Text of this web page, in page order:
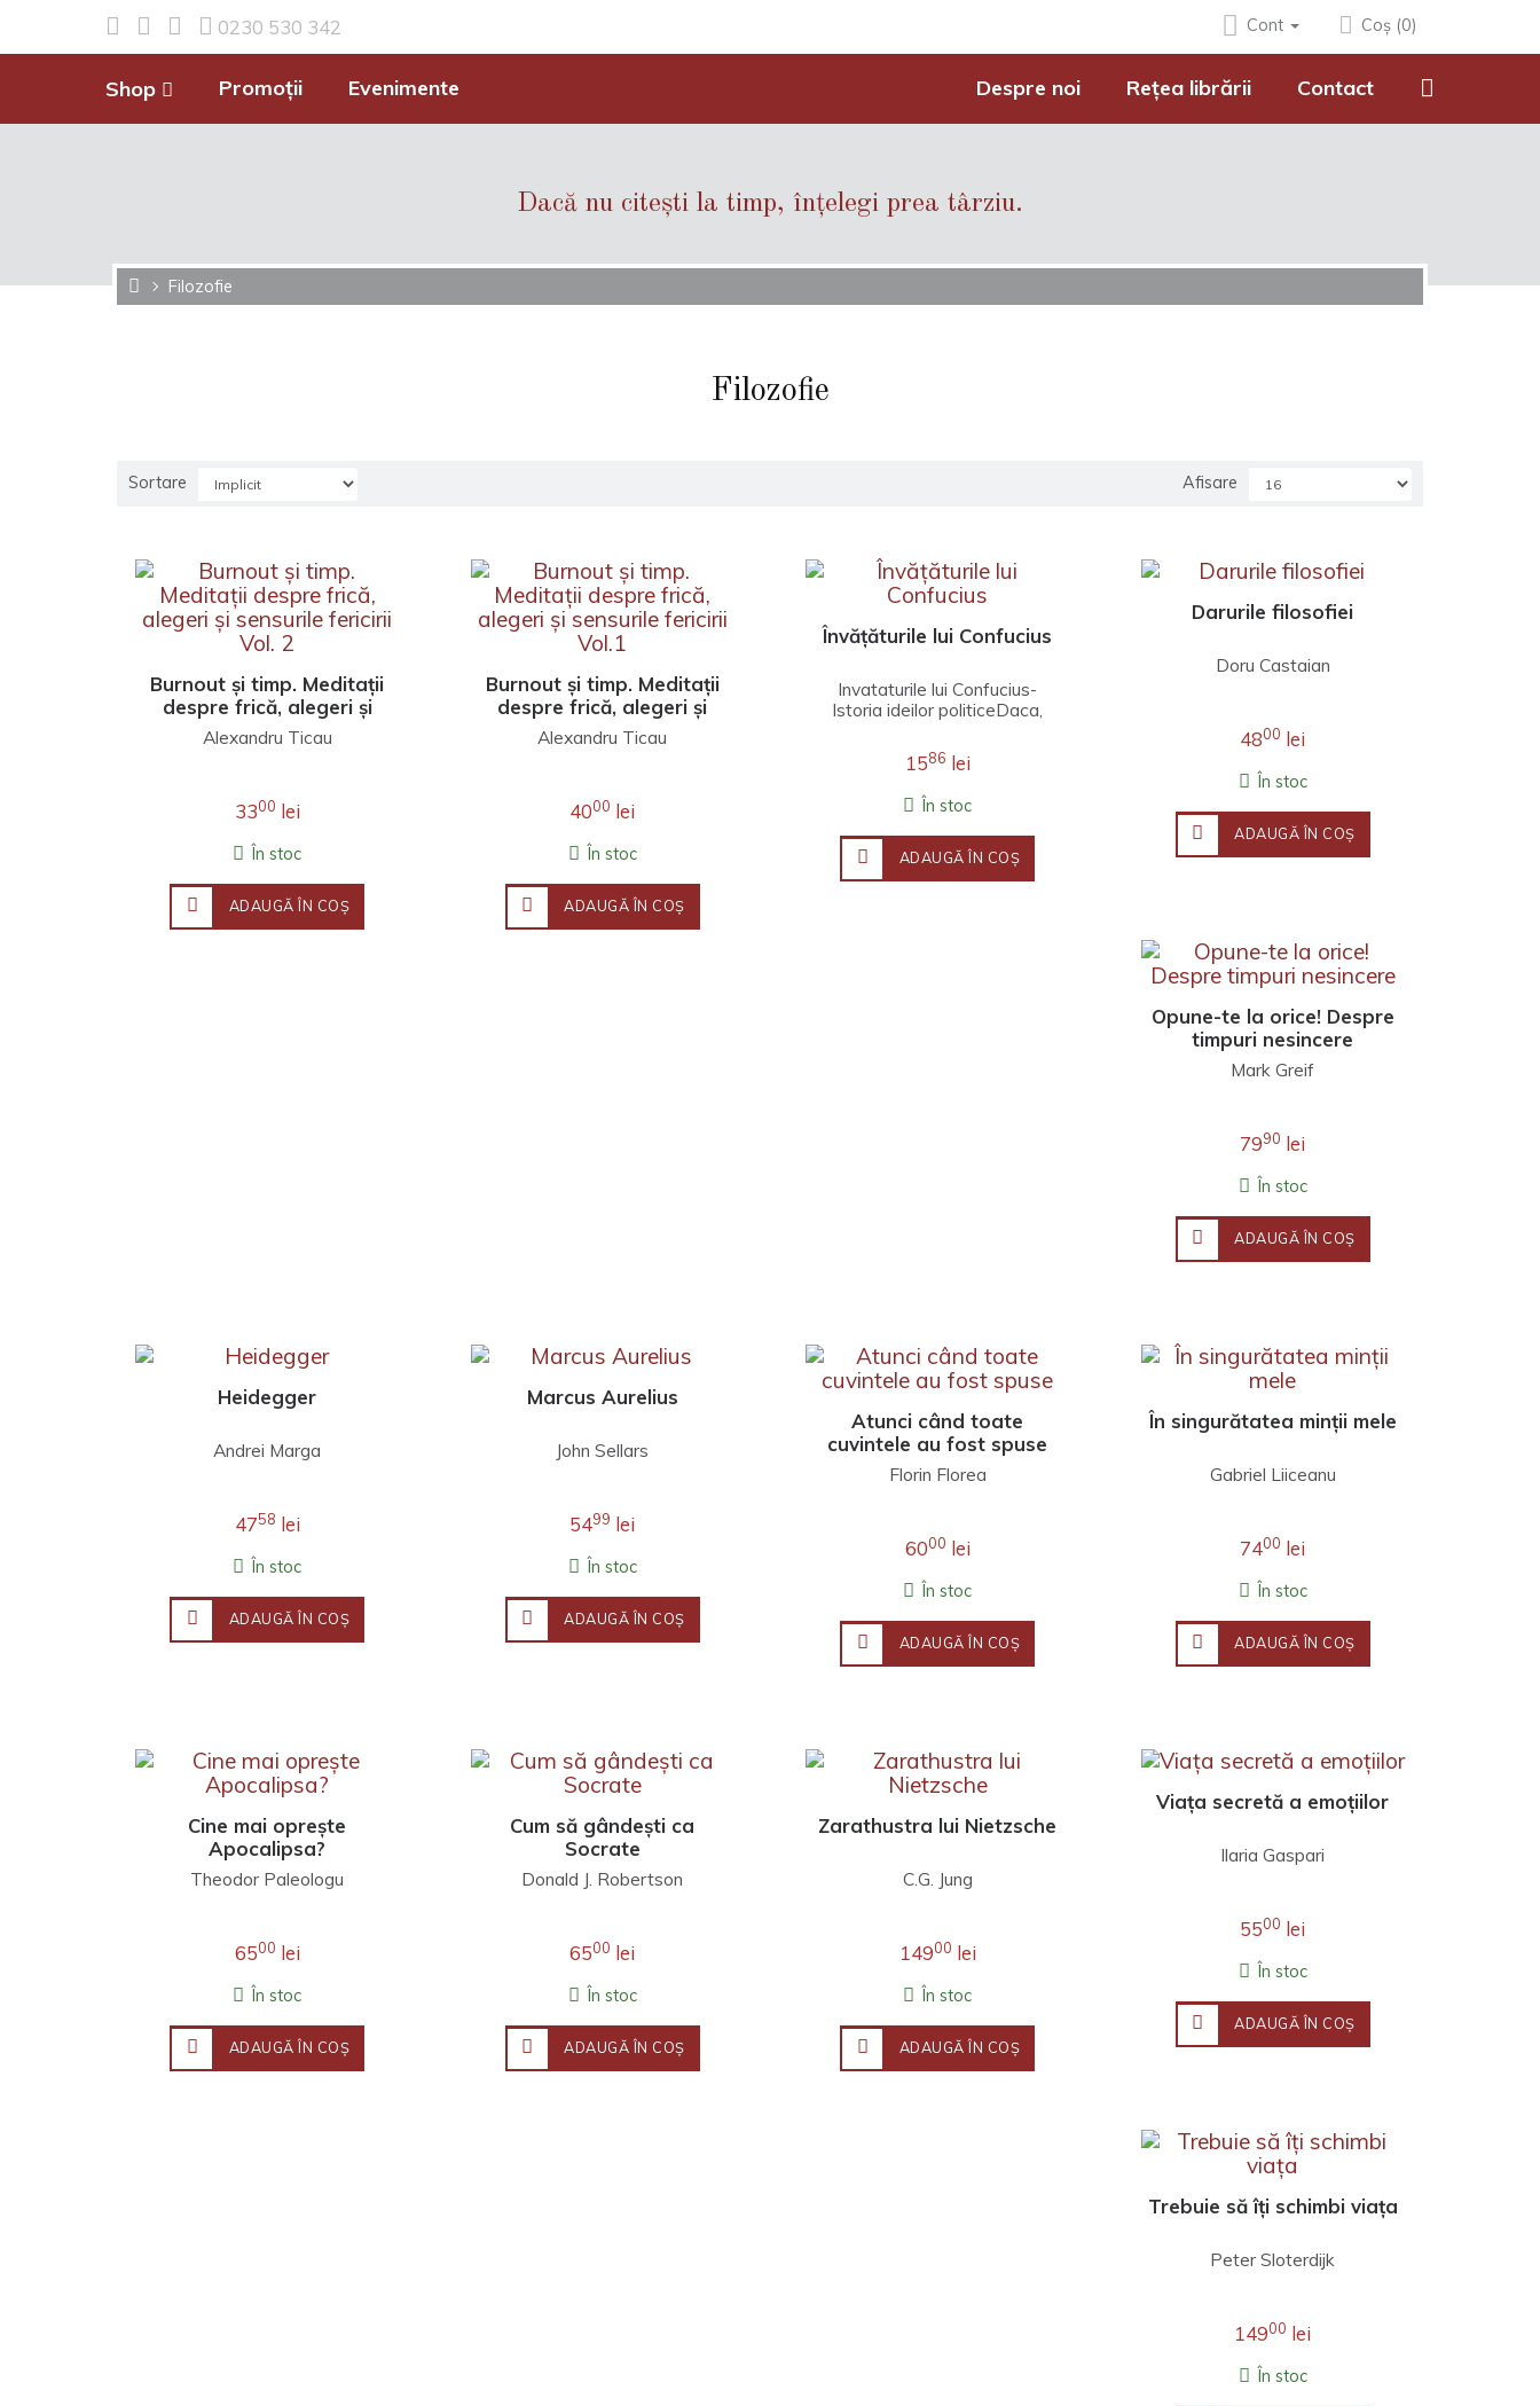
0230 530 342 Cont Coș (0)
Shop Promoții Evenimente Despre noi Rețea librării Contact
Dacă nu citești la timp, înțelegi prea târziu.
Filozofie
Filozofie
Sortare Afisare
Burnout și timp. Meditații
despre frică, alegeri și
sensurile fericirii Vol. 2
Alexandru Ticau
3300 lei
În stoc
ADAUGĂ ÎN COŞ
Burnout și timp. Meditații
despre frică, alegeri și
sensurile fericirii Vol.1
Alexandru Ticau
4000 lei
În stoc
ADAUGĂ ÎN COŞ
Învățăturile lui Confucius
Invataturile lui Confucius-
Istoria ideilor politiceDaca,
urmareste un scop s..
1586 lei
În stoc
ADAUGĂ ÎN COŞ
Darurile filosofiei
Doru Castaian
4800 lei
În stoc
ADAUGĂ ÎN COŞ
Opune-te la orice! Despre
timpuri nesincere
Mark Greif
7990 lei
În stoc
ADAUGĂ ÎN COŞ
Heidegger
Andrei Marga
4758 lei
În stoc
ADAUGĂ ÎN COŞ
Marcus Aurelius
John Sellars
5499 lei
În stoc
ADAUGĂ ÎN COŞ
Atunci când toate
cuvintele au fost spuse
Florin Florea
6000 lei
În stoc
ADAUGĂ ÎN COŞ
În singurătatea minții mele
Gabriel Liiceanu
7400 lei
În stoc
ADAUGĂ ÎN COŞ
Cine mai oprește
Apocalipsa?
Theodor Paleologu
6500 lei
În stoc
ADAUGĂ ÎN COŞ
Cum să gândești ca
Socrate
Donald J. Robertson
6500 lei
În stoc
ADAUGĂ ÎN COŞ
Zarathustra lui Nietzsche
C.G. Jung
14900 lei
În stoc
ADAUGĂ ÎN COŞ
Viața secretă a emoțiilor
Ilaria Gaspari
5500 lei
În stoc
ADAUGĂ ÎN COŞ
Trebuie să îți schimbi viața
Peter Sloterdijk
14900 lei
În stoc